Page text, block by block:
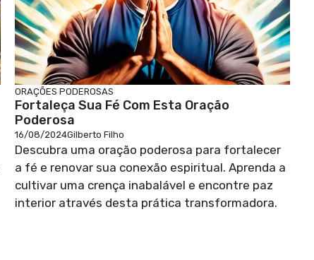
ORAÇÕES PODEROSAS
Fortaleça Sua Fé Com Esta Oração
Poderosa
16/08/2024Gilberto Filho
Descubra uma oração poderosa para fortalecer
a fé e renovar sua conexão espiritual. Aprenda a
cultivar uma crença inabalável e encontre paz
interior através desta prática transformadora.